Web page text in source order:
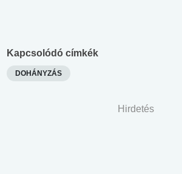
Kapcsolódó címkék
DOHÁNYZÁS
Hirdetés